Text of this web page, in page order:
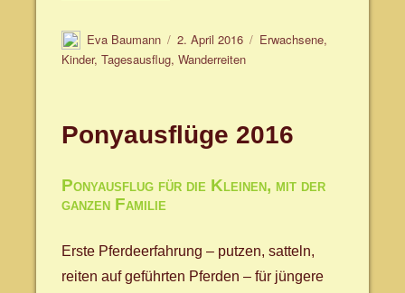
Autor
Eva Baumann
Veröffentlicht
am
2. April 2016 Schlagwörter
Erwachsene,
Kinder,Tagesausflug,Wanderreiten
Ponyausflüge 2016
Ponyausflug für die Kleinen, mit der
ganzen Familie
Erste Pferdeerfahrung – putzen, satteln,
reiten auf geführten Pferden – für jüngere